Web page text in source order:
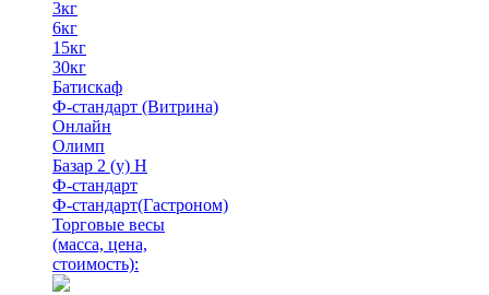
3кг
6кг
15кг
30кг
Батискаф
Ф-стандарт (Витрина)
Онлайн
Олимп
Базар 2 (у) Н
Ф-стандарт
Ф-стандарт(Гастроном)
Торговые весы
(масса, цена,
стоимость):